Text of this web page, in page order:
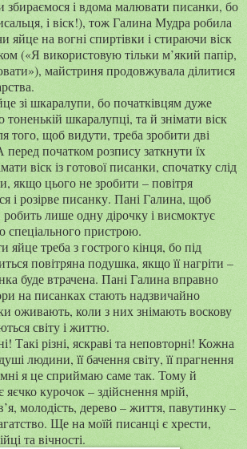
збираємося і вдома малювати писанки, бо
і віск!), тож Галина Мудра робила
яйце на вогні спиртівки і стираючи віск
(«Я використовую тільки м’який папір,
майстриня продовжувала ділитися
зі шкаралупи, бо початківцям дуже
шкаралупці, та й знімати віск
того, щоб видути, треба зробити дві
перед початком розпису заткнути їх
віск із готової писанки, спочатку слід
якщо цього не зробити – повітря
і розірве писанку. Пані Галина, щоб
лише одну дірочку і висмоктує
спеціального пристрою.
яйце треба з гострого кінця, бо під
повітряна подушка, якщо її нагріти –
буде втрачена. Пані Галина вправно
на писанках стають надзвичайно
оживають, коли з них знімають воскову
світу і життю.
Такі різні, яскраві та неповторні! Кожна
людини, її бачення світу, її прагнення
я це сприймаю саме так. Тому й
яєчко курочок – здійснення мрій,
молодість, дерево – життя, павутинку –
Ще на моїй писанці є хрести,
та вічності.